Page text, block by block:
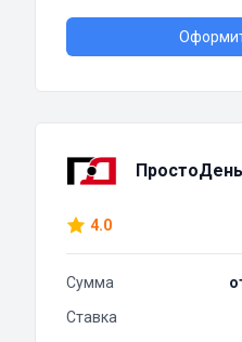
4.0
Сумма
Ставка